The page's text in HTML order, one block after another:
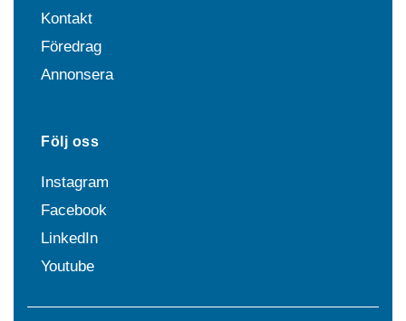
Kontakt
Föredrag
Annonsera
Följ oss
Instagram
Facebook
LinkedIn
Youtube